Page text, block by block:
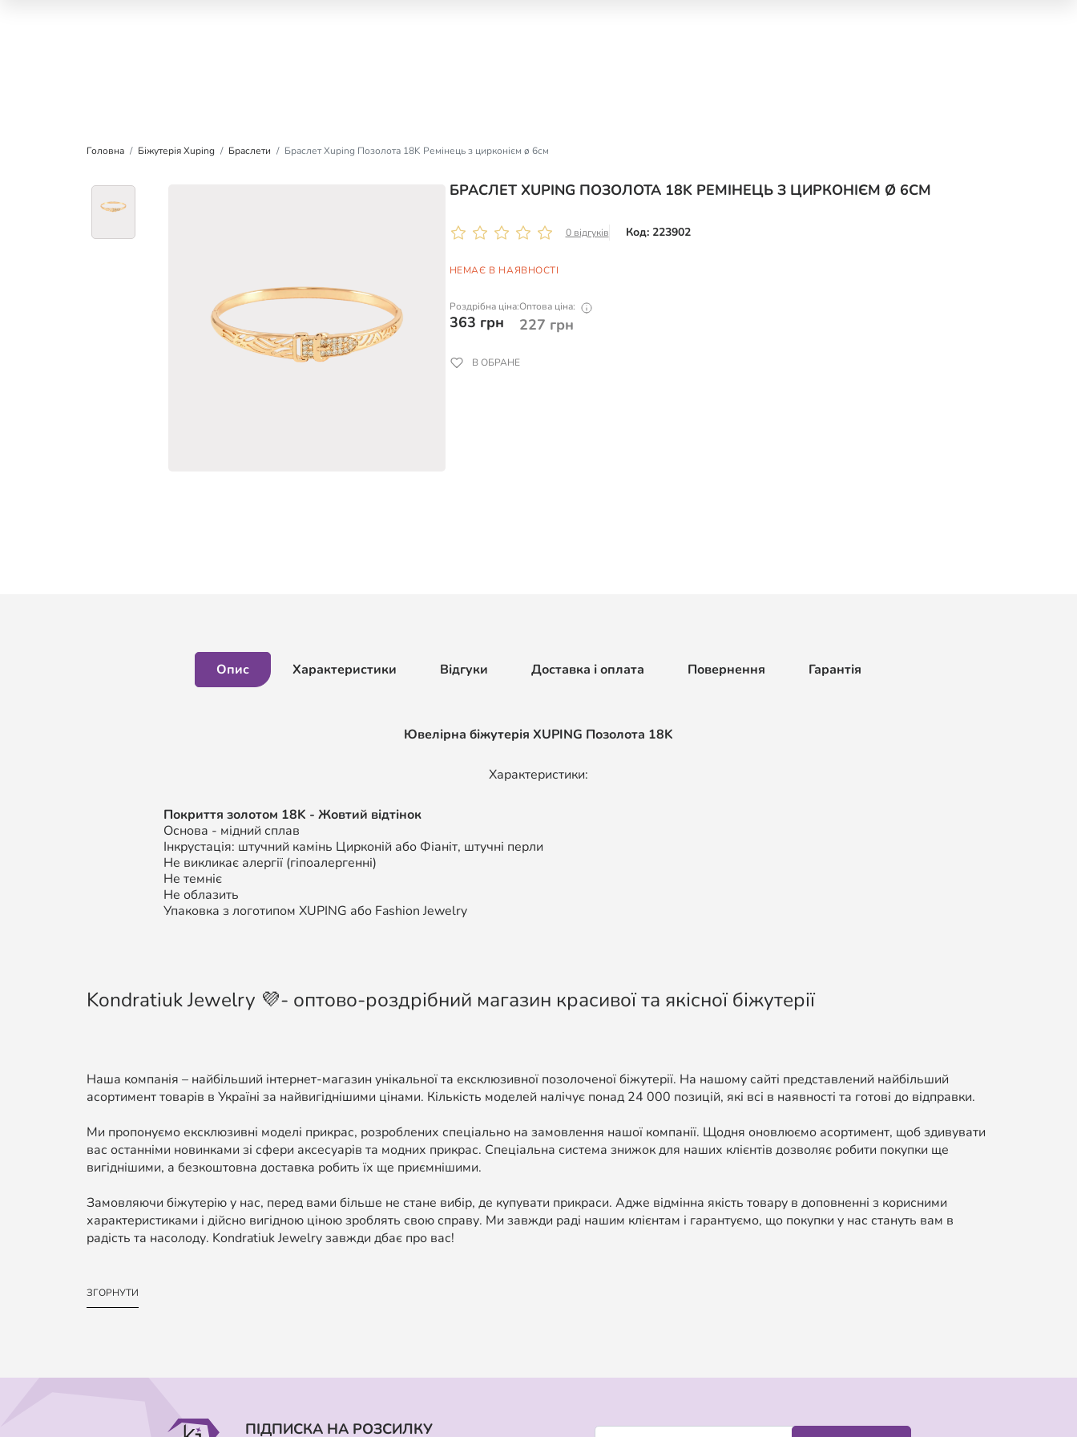
Головна Біжутерія Xuping Браслети Браслет Xuping Позолота 18K Ремінець з цирконієм ø 6см
БРАСЛЕТ XUPING ПОЗОЛОТА 18K РЕМІНЕЦЬ З ЦИРКОНІЄМ Ø 6СМ
0 відгуків Код: 223902
НЕМАЄ В НАЯВНОСТІ
Роздрібна ціна:
363 грн
Оптова ціна:
227 грн
В ОБРАНЕ
Опис Характеристики Відгуки Доставка і оплата Повернення Гарантія
Ювелірна біжутерія XUPING Позолота 18K
Характеристики:
Покриття золотом 18K - Жовтий відтінок
Основа - мідний сплав
Інкрустація: штучний камінь Цирконій або Фіаніт, штучні перли
Не викликає алергії (гіпоалергенні)
Не темніє
Не облазить
Упаковка з логотипом XUPING або Fashion Jewelry
Kondratiuk Jewelry 💜- оптово-роздрібний магазин красивої та якісної біжутерії
Наша компанія – найбільший інтернет-магазин унікальної та ексклюзивної позолоченої біжутерії. На нашому сайті представлений найбільший
асортимент товарів в Україні за найвигіднішими цінами. Кількість моделей налічує понад 24 000 позицій, які всі в наявності та готові до відправки.
Ми пропонуємо ексклюзивні моделі прикрас, розроблених спеціально на замовлення нашої компанії. Щодня оновлюємо асортимент, щоб здивувати
вас останніми новинками зі сфери аксесуарів та модних прикрас. Спеціальна система знижок для наших клієнтів дозволяє робити покупки ще
вигіднішими, а безкоштовна доставка робить їх ще приємнішими.
Замовляючи біжутерію у нас, перед вами більше не стане вибір, де купувати прикраси. Адже відмінна якість товару в доповненні з корисними
характеристиками і дійсно вигідною ціною зроблять свою справу. Ми завжди раді нашим клієнтам і гарантуємо, що покупки у нас стануть вам в
радість та насолоду. Kondratiuk Jewelry завжди дбає про вас!
ЗГОРНУТИ
ПІДПИСКА НА РОЗСИЛКУ